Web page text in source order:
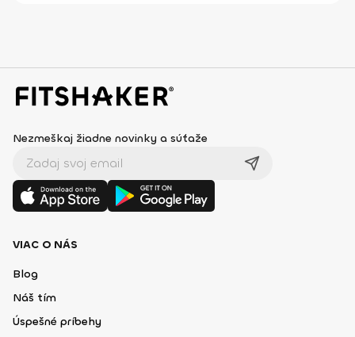
Nezmeškaj žiadne novinky a súťaže
VIAC O NÁS
Blog
Náš tím
Úspešné príbehy